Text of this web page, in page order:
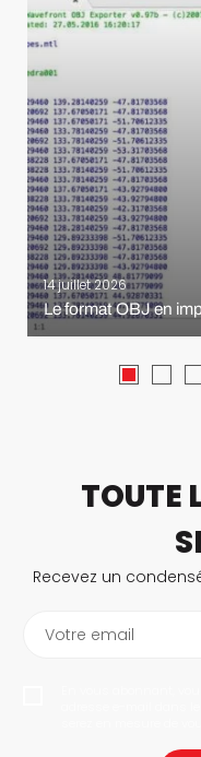
14 juillet 2026
Le format OBJ en
TOUTE
Recevez un
Votre email